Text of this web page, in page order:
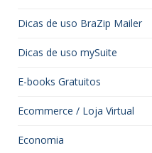
Dicas de uso BraZip Mailer
Dicas de uso mySuite
E-books Gratuitos
Ecommerce / Loja Virtual
Economia